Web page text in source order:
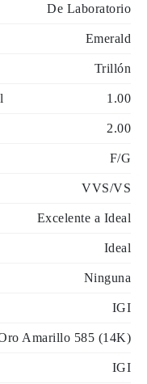
De Laboratorio
Emerald
Trillón
1.00
2.00
F/G
VVS/VS
Excelente a Ideal
Ideal
Ninguna
IGI
Amarillo 585 (14K)
IGI